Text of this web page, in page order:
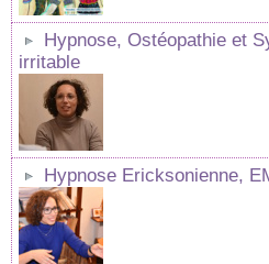
Hypnose, Ostéopathie et
irritable
Hypnose Ericksonienne,